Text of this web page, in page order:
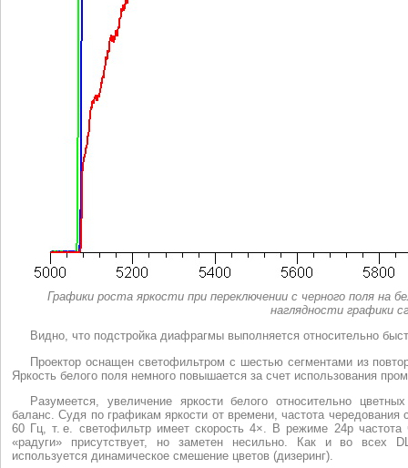
Графики роста яркости при переключении с черного поля на
наглядности графики
Видно, что подстройка диафрагмы выполняется относительно
Проектор оснащен светофильтром с шестью сегментами из
Яркость белого поля немного повышается за счет использования
Разумеется, увеличение яркости белого относительно
баланс. Судя по графикам яркости от времени, частота чередования
60 Гц, т. е. светофильтр имеет скорость 4×. В режиме 24p
«радуги» присутствует, но заметен несильно. Как и во всех
используется динамическое смешение цветов (дизеринг).